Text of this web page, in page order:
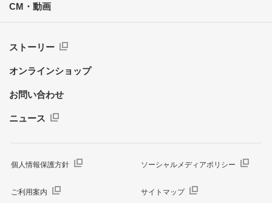
CM・動画
ストーリー
オンラインショップ
お問い合わせ
ニュース
個人情報保護方針 ソーシャルメディアポリシー
ご利用案内 サイトマップ